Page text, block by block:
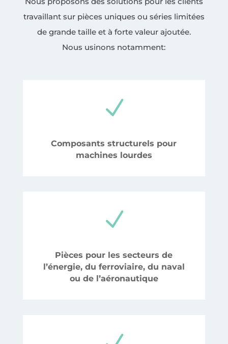
travaillant sur pièces uniques ou séries limitées
de grande taille et à forte valeur ajoutée.
Nous usinons notamment:
N
Composants structurels pour
machines lourdes
N
Pièces pour les secteurs de
l’énergie, du ferroviaire, du naval
ou de l’aéronautique